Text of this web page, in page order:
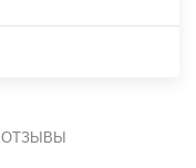
ОТЗЫВЫ